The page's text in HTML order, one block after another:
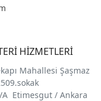
HİZMETLERİ
Mahallesi Şaşmaz
A Etimesgut / Ankara